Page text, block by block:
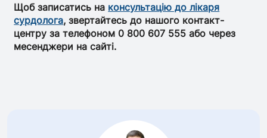
Щоб записатись на консультацію до лікаря
сурдолога, звертайтесь до нашого контакт-
центру за телефоном 0 800 607 555 або через
месенджери на сайті.